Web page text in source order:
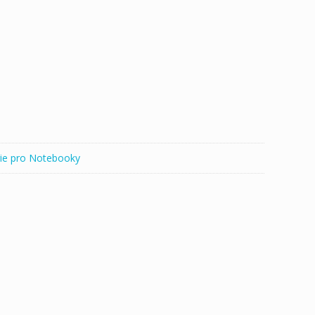
pro Notebooky